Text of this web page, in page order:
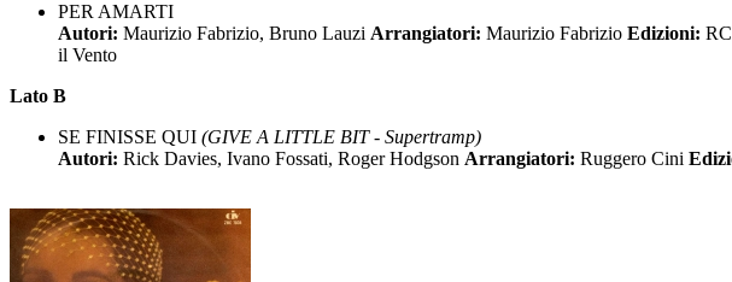
PER AMARTI
Autori: Maurizio Fabrizio, Bruno Lauzi Arrangiatori: Maurizio Fabrizio Edizioni:
il Vento
Lato B
SE FINISSE QUI (GIVE A LITTLE BIT - Supertramp)
Autori: Rick Davies, Ivano Fossati, Roger Hodgson Arrangiatori: Ruggero Cini